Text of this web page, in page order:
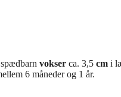
vokser ca. 3,5 cm i
6 måneder og 1 år.